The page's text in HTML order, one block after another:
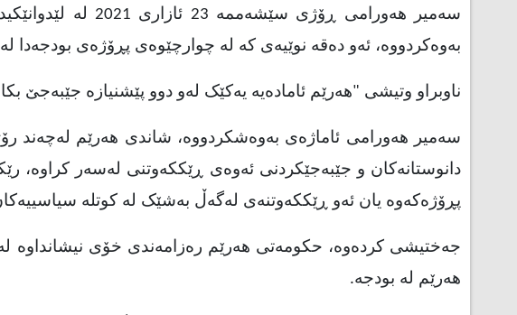
سەمیر هەورامى
بەوەکردووە، ئەو دەقە نوێیەى کە لە چوارچێوەى پڕۆژەى
ناوبراو وتیشى "هەرێم ئامادەیە یەکێک لەو دوو پێشنیازە جێبەجێ
سەمیر هەورامى ئاماژەى بەوەشکردووە، شاندى هەرێم لەچەند
دانوستانەکان و جێبەجێکردنى ئەوەى ڕێککەوتنى لەسەر کراوە،
پڕۆژەکەوە یان ئەو ڕێککەوتنەى لەگەڵ بەشێک لە کوتلە
جەختیشی کردەوە، حکومەتى هەرێم رەزامەندى خۆى
هەرێم لە بودجە.